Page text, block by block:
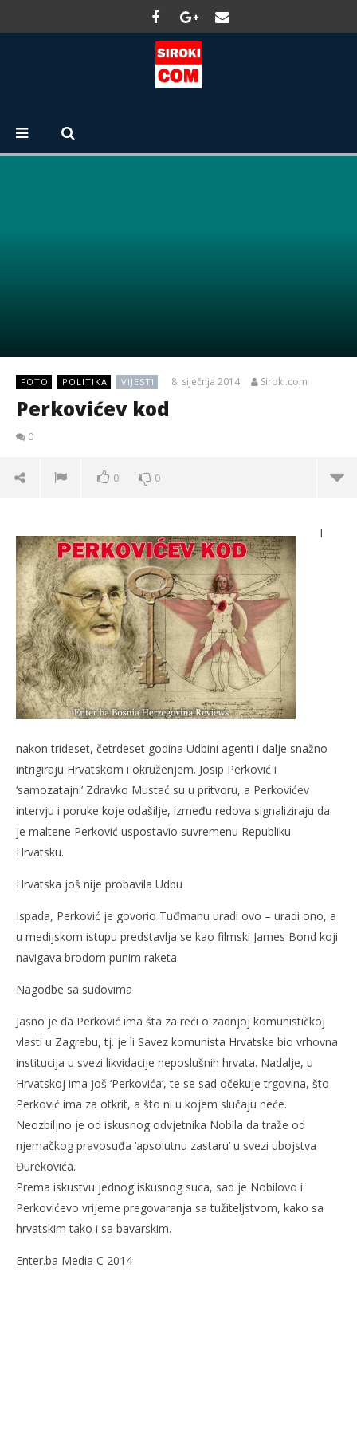
FOTO POLITIKA VIJESTI 8. siječnja 2014. Siroki.com
Perkovićev kod
0
0 0
NOW VIEWING
Perkovićev kod
8.
siječnja
2014.
Siroki.com
I
nakon trideset, četrdeset godina Udbini agenti i dalje snažno
intrigiraju Hrvatskom i okruženjem. Josip Perković i
‘samozatajni’ Zdravko Mustać su u pritvoru, a Perkovićev
intervju i poruke koje odašilje, između redova signaliziraju da
je maltene Perković uspostavio suvremenu Republiku
Hrvatsku.
Hrvatska još nije probavila Udbu
Ispada, Perković je govorio Tuđmanu uradi ovo – uradi ono, a
u medijskom istupu predstavlja se kao filmski James Bond koji
navigava brodom punim raketa.
Nagodbe sa sudovima
Jasno je da Perković ima šta za reći o zadnjoj komunističkoj
vlasti u Zagrebu, tj. je li Savez komunista Hrvatske bio vrhovna
institucija u svezi likvidacije neposlušnih hrvata. Nadalje, u
Hrvatskoj ima još ‘Perkovića’, te se sad očekuje trgovina, što
Perković ima za otkrit, a što ni u kojem slučaju neće.
Neozbiljno je od iskusnog odvjetnika Nobila da traže od
njemačkog pravosuđa ‘apsolutnu zastaru’ u svezi ubojstva
Đurekovića.
Prema iskustvu jednog iskusnog suca, sad je Nobilovo i
Perkovićevo vrijeme pregovaranja sa tužiteljstvom, kako sa
hrvatskim tako i sa bavarskim.
Enter.ba Media C 2014